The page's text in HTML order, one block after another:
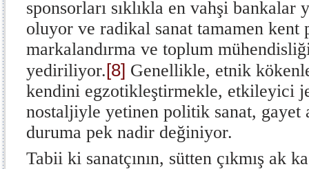
sponsorları sıklıkla en vahşi bankalar
oluyor ve radikal sanat tamamen kent
markalandırma ve toplum
yediriliyor.[8] Genellikle, etnik
kendini egzotikleştirmekle, etkileyici
nostaljiyle yetinen politik sanat, gayet
duruma pek nadir değiniyor.
Tabii ki sanatçının, sütten çıkmış ak